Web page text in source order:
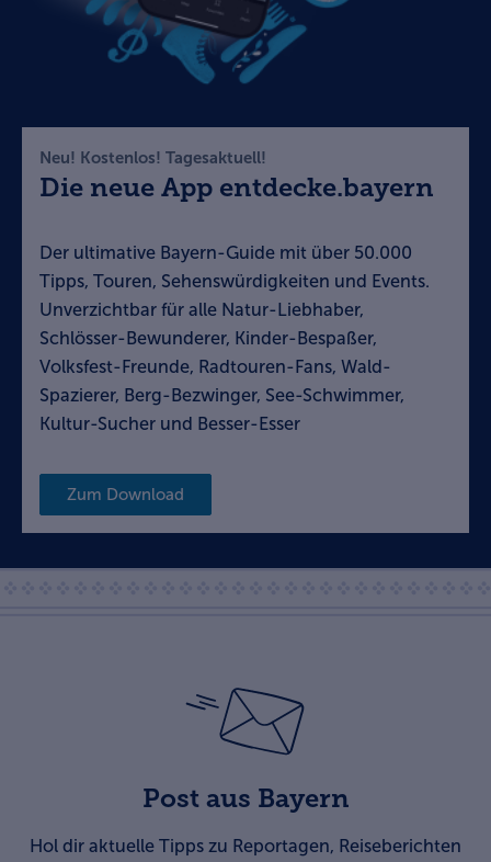
Neu! Kostenlos! Tagesaktuell!
Die neue App entdecke.bayern
Der ultimative Bayern-Guide mit über 50.000
Tipps, Touren, Sehenswürdigkeiten und Events.
Unverzichtbar für alle Natur-Liebhaber,
Schlösser-Bewunderer, Kinder-Bespaßer,
Volksfest-Freunde, Radtouren-Fans, Wald-
Spazierer, Berg-Bezwinger, See-Schwimmer,
Kultur-Sucher und Besser-Esser
Zum Download
Post aus Bayern
Hol dir aktuelle Tipps zu Reportagen, Reiseberichten